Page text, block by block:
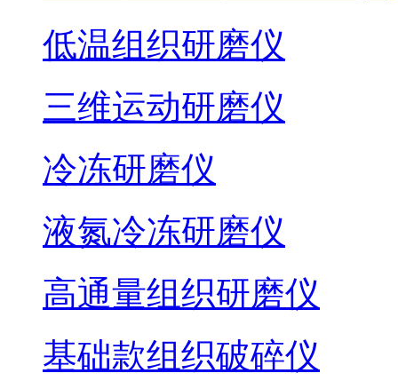
低温组织研磨仪
三维运动研磨仪
冷冻研磨仪
液氮冷冻研磨仪
高通量组织研磨仪
基础款组织破碎仪